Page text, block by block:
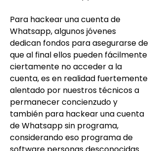
Para hackear una cuenta de
Whatsapp, algunos jóvenes
dedican fondos para asegurarse de
que al final ellos pueden fácilmente
ciertamente no acceder a la
cuenta, es en realidad fuertemente
alentado por nuestros técnicos a
permanecer concienzudo y
también para hackear una cuenta
de Whatsapp sin programa,
considerando eso programa de